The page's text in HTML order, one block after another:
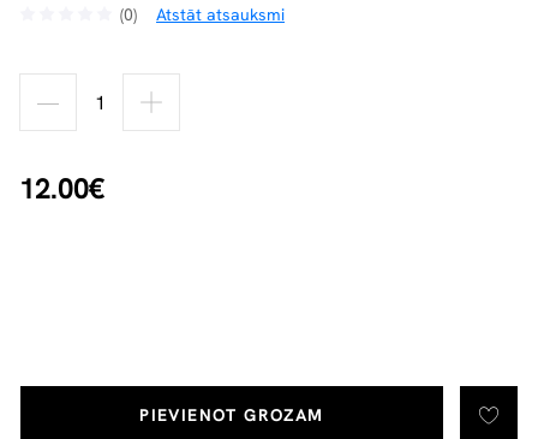
(0) Atstāt atsauksmi
12.00€
PIEVIENOT GROZAM